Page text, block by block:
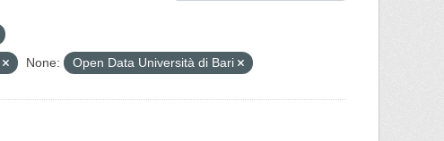
None: Open Data Università di Bari